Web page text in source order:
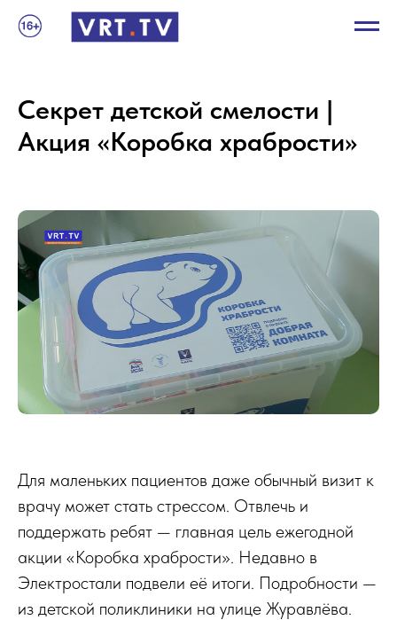
Секрет детской смелости |
Акция «Коробка храбрости»
Для маленьких пациентов даже обычный визит к
врачу может стать стрессом. Отвлечь и
поддержать ребят — главная цель ежегодной
акции «Коробка храбрости». Недавно в
Электростали подвели её итоги. Подробности —
из детской поликлиники на улице Журавлёва.